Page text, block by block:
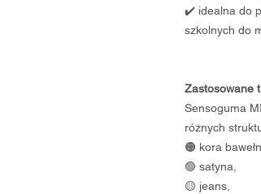
✔️ idealna do
szkolnych do
Zastosowane
Sensoguma
różnych
🟠 kora
🟢 satyna,
🟡 jeans,